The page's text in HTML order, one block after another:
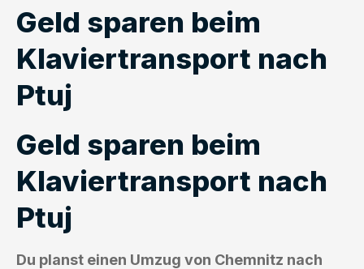
Geld sparen beim
Klaviertransport nach
Ptuj
Geld sparen beim
Klaviertransport nach
Ptuj
Du planst einen Umzug von Chemnitz nach